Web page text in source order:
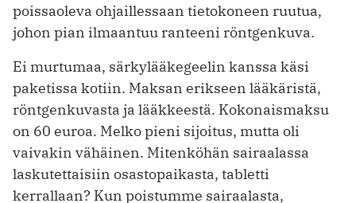
poissaoleva ohjaillessaan tietokoneen ruutua,
johon pian ilmaantuu ranteeni röntgenkuva.
Ei murtumaa, särkylääkegeelin kanssa käsi
paketissa kotiin. Maksan erikseen lääkäristä,
röntgenkuvasta ja lääkkeestä. Kokonaismaksu
on 60 euroa. Melko pieni sijoitus, mutta oli
vaivakin vähäinen. Mitenköhän sairaalassa
laskutettaisiin osastopaikasta, tabletti
kerrallaan? Kun poistumme sairaalasta,